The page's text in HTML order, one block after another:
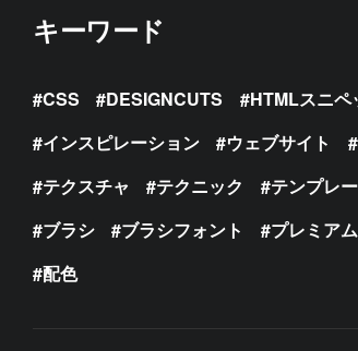
キーワード
CSS DESIGNCUTS HTMLスニペ
インスピレーション
ウェブサイト
テクスチャ
テクニック テンプレ
ブラシ
ブラシフォント プレミアム
配色